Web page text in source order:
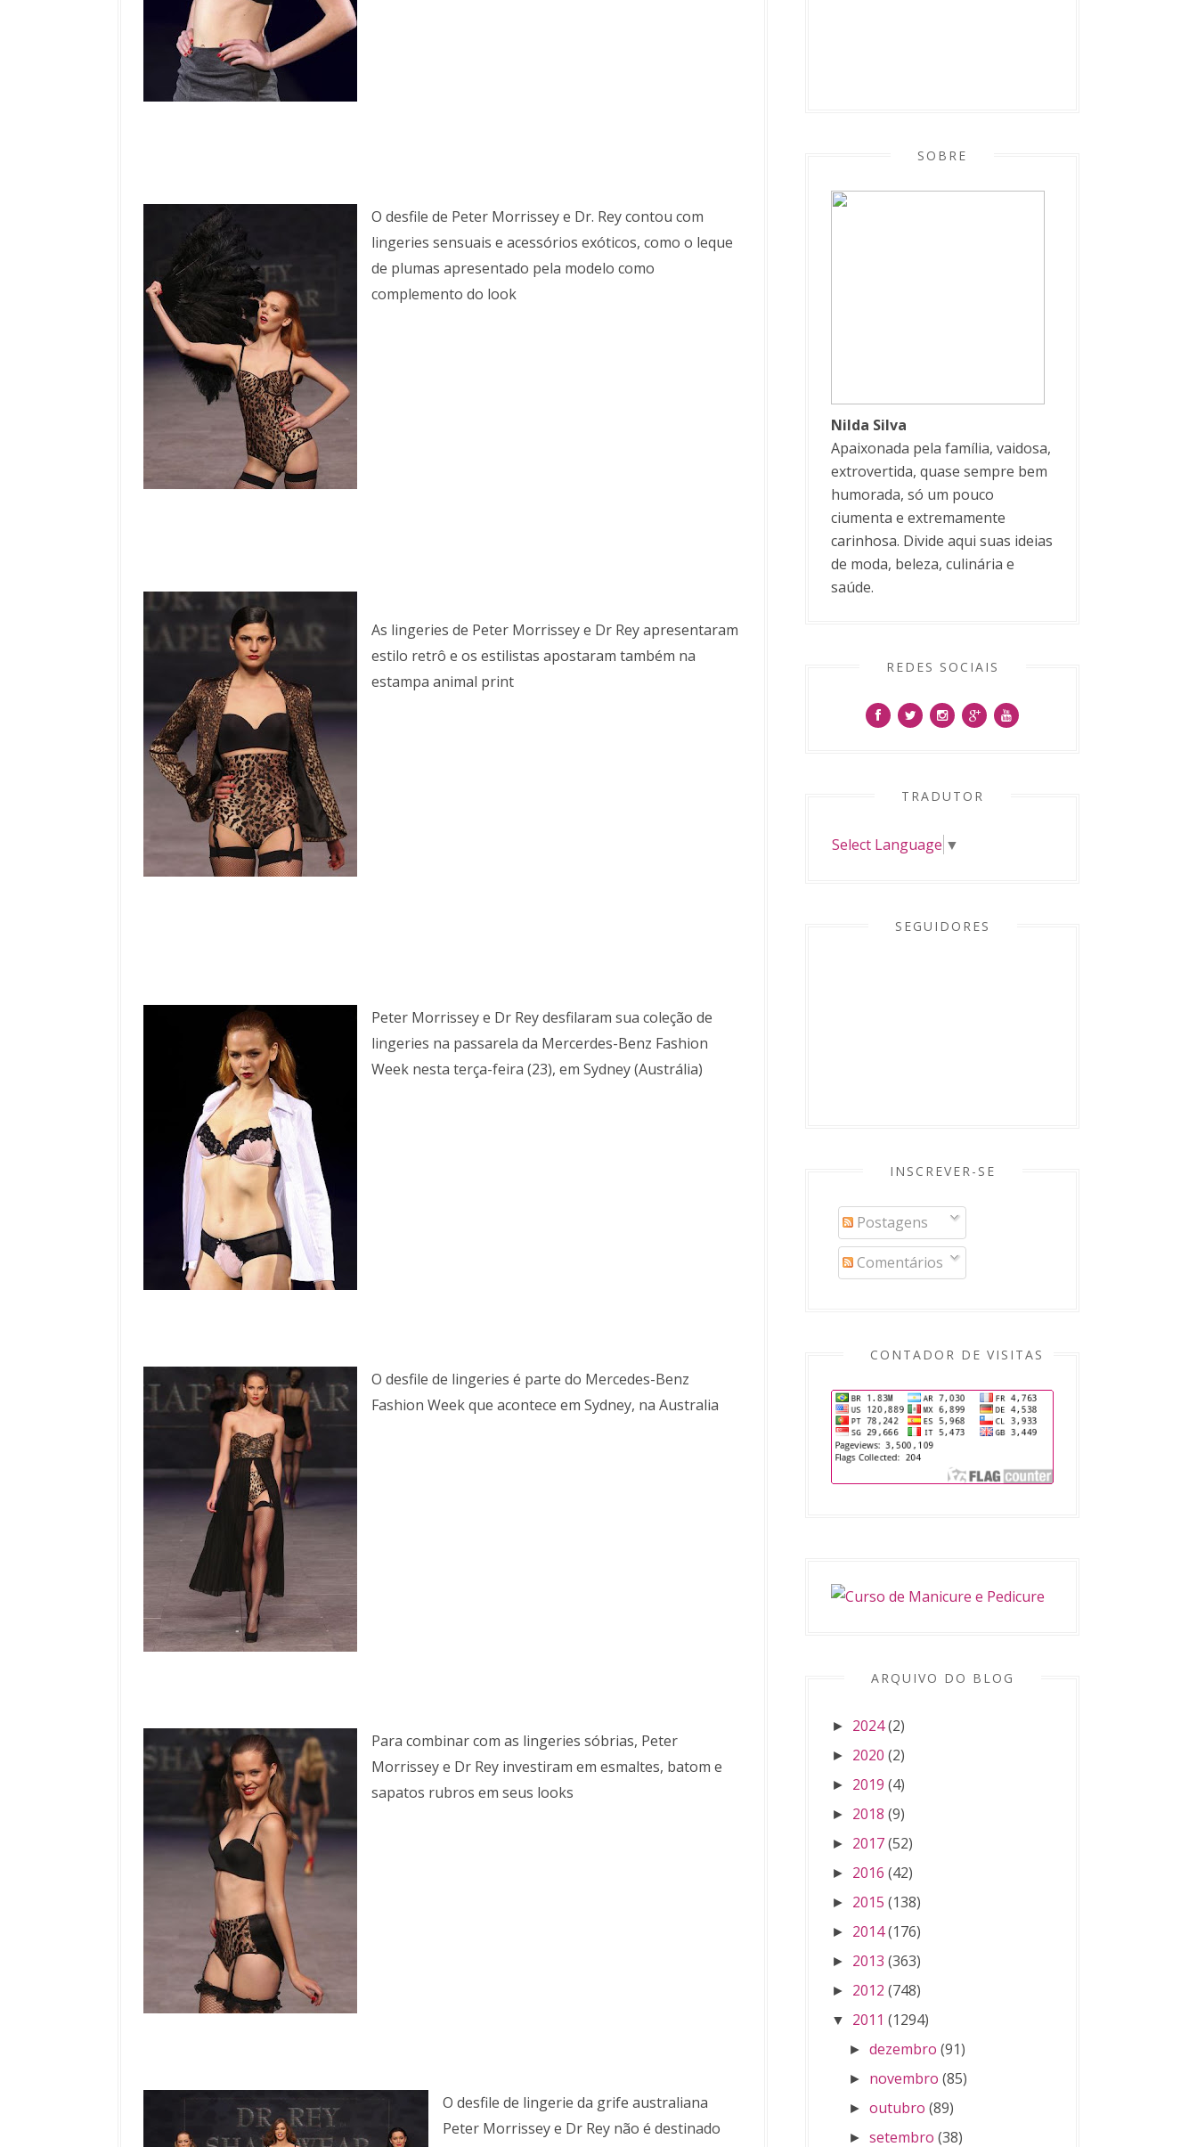
O desfile de Peter Morrissey e Dr. Rey contou com
lingeries sensuais e acessórios exóticos, como o leque
de plumas apresentado pela modelo como
complemento do look
As lingeries de Peter Morrissey e Dr Rey apresentaram
estilo retrô e os estilistas apostaram também na
estampa animal print
Peter Morrissey e Dr Rey desfilaram sua coleção de
lingeries na passarela da Mercerdes-Benz Fashion
Week nesta terça-feira (23), em Sydney (Austrália)
O desfile de lingeries é parte do Mercedes-Benz
Fashion Week que acontece em Sydney, na Australia
Para combinar com as lingeries sóbrias, Peter
Morrissey e Dr Rey investiram em esmaltes, batom e
sapatos rubros em seus looks
O desfile de lingerie da grife australiana
Peter Morrissey e Dr Rey não é destinado
SOBRE
Nilda Silva
Apaixonada pela família, vaidosa,
extrovertida, quase sempre bem
humorada, só um pouco
ciumenta e extremamente
carinhosa. Divide aqui suas ideias
de moda, beleza, culinária e
saúde.
REDES SOCIAIS
TRADUTOR
Select Language ▼
SEGUIDORES
INSCREVER-SE
Postagens
Comentários
CONTADOR DE VISITAS
ARQUIVO DO BLOG
► 2024(2)
► 2020 (2)
► 2019 (4)
► 2018 (9)
► 2017(52)
► 2016 (42)
► 2015 (138)
► 2014(176)
► 2013 (363)
► 2012 (748)
▼ 2011 (1294)
►dezembro (91)
► novembro (85)
►outubro (89)
►setembro (38)